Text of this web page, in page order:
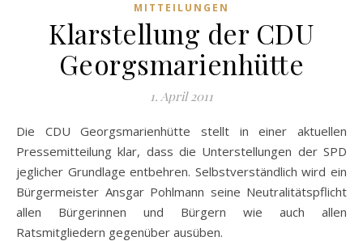
MITTEILUNGEN
Klarstellung der CDU
Georgsmarienhütte
1. April 2011
Die CDU Georgsmarienhütte stellt in einer aktuellen
Pressemitteilung klar, dass die Unterstellungen der SPD
jeglicher Grundlage entbehren. Selbstverständlich wird ein
Bürgermeister Ansgar Pohlmann seine Neutralitätspflicht
allen Bürgerinnen und Bürgern wie auch allen
Ratsmitgliedern gegenüber ausüben.